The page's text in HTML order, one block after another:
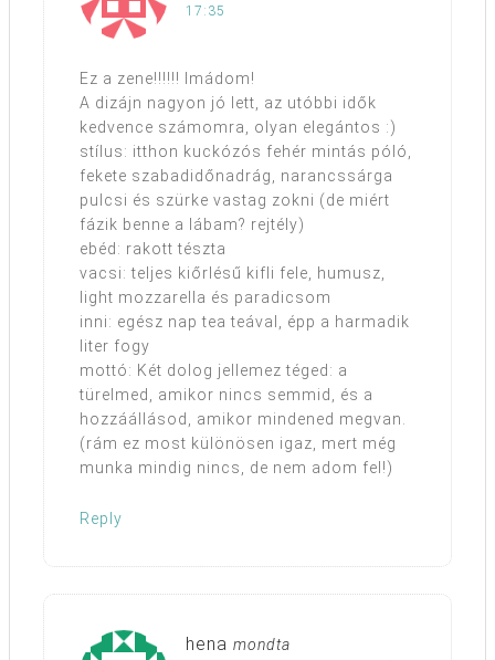
17:35
Ez a zene!!!!!! Imádom!
A dizájn nagyon jó lett, az utóbbi idők
kedvence számomra, olyan elegántos :)
stílus: itthon kuckózós fehér mintás póló,
fekete szabadidőnadrág, narancssárga
pulcsi és szürke vastag zokni (de miért
fázik benne a lábam? rejtély)
ebéd: rakott tészta
vacsi: teljes kiőrlésű kifli fele, humusz,
light mozzarella és paradicsom
inni: egész nap tea teával, épp a harmadik
liter fogy
mottó: Két dolog jellemez téged: a
türelmed, amikor nincs semmid, és a
hozzáállásod, amikor mindened megvan.
(rám ez most különösen igaz, mert még
munka mindig nincs, de nem adom fel!)
Reply
hena mondta